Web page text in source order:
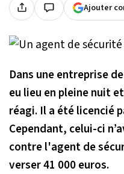
Ajouter
Dans une entreprise
eu lieu en pleine nuit
réagi. Il a été licencié
Cependant, celui-ci
contre l'agent de
verser 41 000 euros.